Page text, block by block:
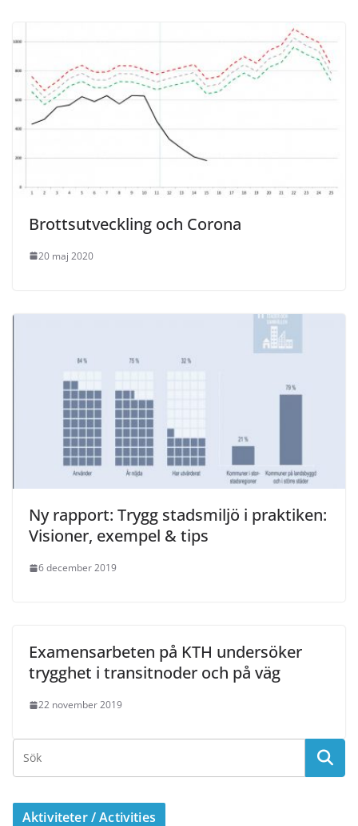
Brottsutveckling och Corona
20 maj 2020
Ny rapport: Trygg stadsmiljö i praktiken:
Visioner, exempel & tips
6 december 2019
Examensarbeten på KTH undersöker
trygghet i transitnoder och på väg
22 november 2019
Aktiviteter / Activities